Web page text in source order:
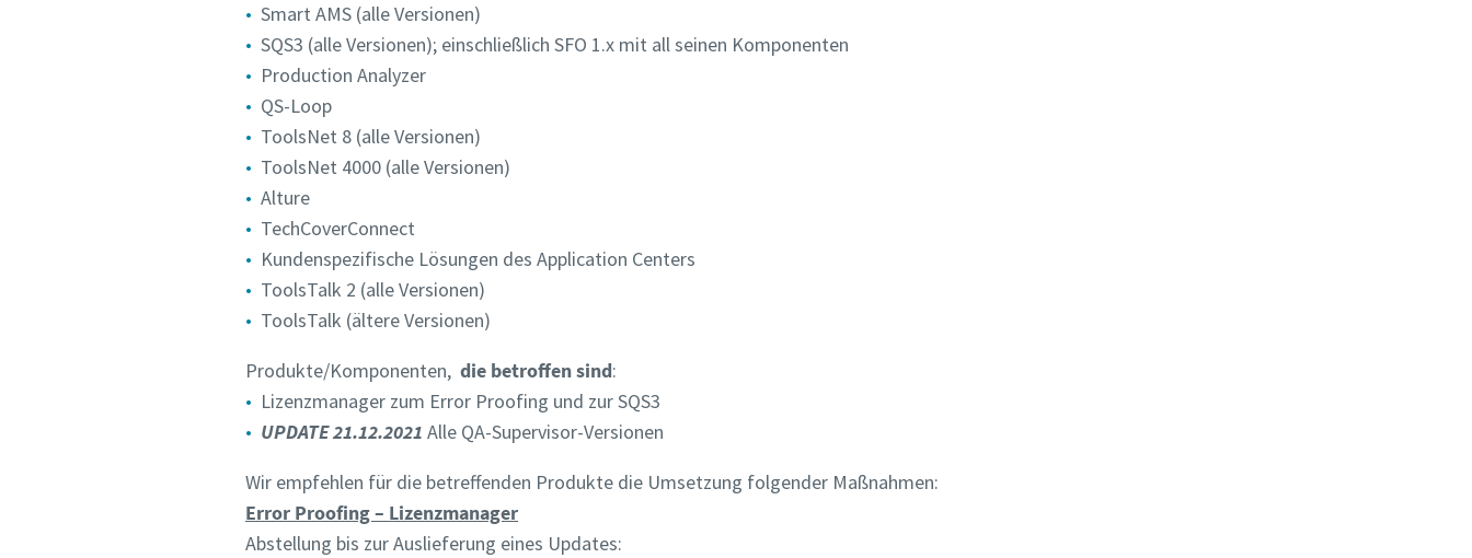
Smart AMS (alle Versionen)
SQS3 (alle Versionen); einschließlich SFO 1.x mit all seinen Komponenten
Production Analyzer
QS-Loop
ToolsNet 8 (alle Versionen)
ToolsNet 4000 (alle Versionen)
Alture
TechCoverConnect
Kundenspezifische Lösungen des Application Centers
ToolsTalk 2 (alle Versionen)
ToolsTalk (ältere Versionen)
Produkte/Komponenten, die betroffen sind:
Lizenzmanager zum Error Proofing und zur SQS3
UPDATE 21.12.2021 Alle QA-Supervisor-Versionen
Wir empfehlen für die betreffenden Produkte die Umsetzung folgender Maßnahmen:
Error Proofing – Lizenzmanager
Abstellung bis zur Auslieferung eines Updates: